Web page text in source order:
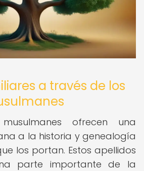
a través de los
ofrecen una
a la historia y genealogía
los portan. Estos apellidos
parte importante de la